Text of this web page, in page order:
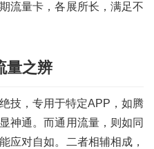
流量卡，各展所长，满足不
量之辨
技，专用于特定APP，如腾
神通。而通用流量，则如同
应对自如。二者相辅相成，